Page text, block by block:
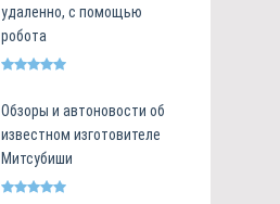
удаленно, с помощью
робота
Обзоры и автоновости об
известном изготовителе
Митсубиши